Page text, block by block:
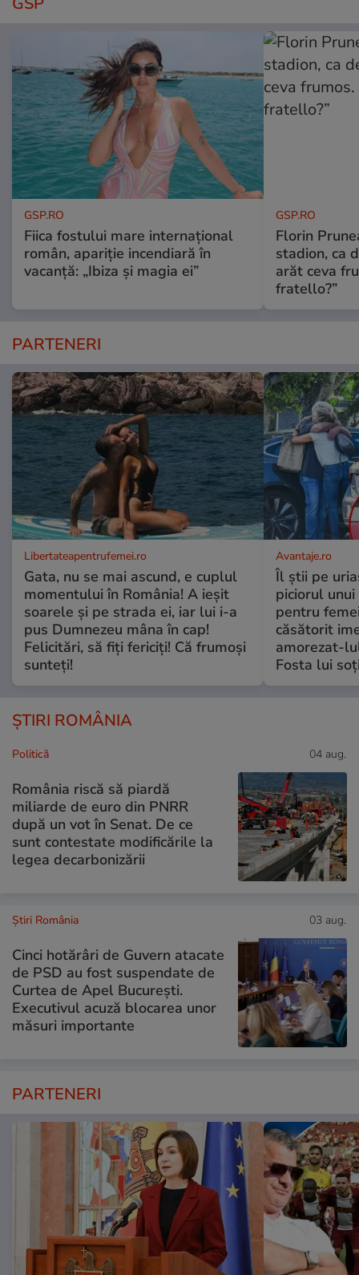
GSP.RO
Fiica fostului mare internațional
român, apariție incendiară în
vacanță: „Ibiza și magia ei”
GSP.RO
Florin
stadion, ca
arăt ceva
fratello?”
PARTENERI
Libertateapentrufemei.ro
Gata, nu se mai ascund, e cuplul
momentului în România! A ieșit
soarele și pe strada ei, iar lui i-a
pus Dumnezeu mâna în cap!
Felicitări, să fiți fericiți! Că frumoși
sunteți!
Avantaje.ro
Îl știi pe
piciorul
pentru
căsătorit
amorezat-
Fosta lui
ȘTIRI ROMÂNIA
Politică 04 aug.
România riscă să piardă
miliarde de euro din PNRR
după un vot în Senat. De ce
sunt contestate modificările la
legea decarbonizării
Știri România 03 aug.
Cinci hotărâri de Guvern atacate
de PSD au fost suspendate de
Curtea de Apel București.
Executivul acuză blocarea unor
măsuri importante
PARTENERI